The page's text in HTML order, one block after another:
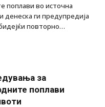
поплави во источна
ги предупредија
повторно…
за
поплави